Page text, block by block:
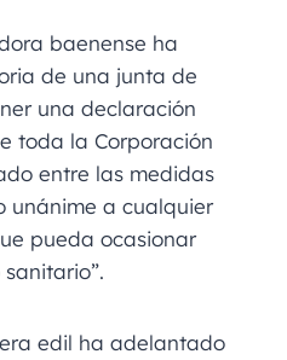
baenense ha
de una junta de
una declaración
toda la Corporación
entre las medidas
unánime a cualquier
pueda ocasionar
edil ha adelantado